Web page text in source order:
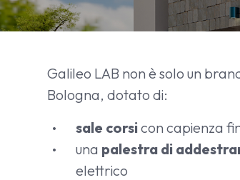
Galileo LAB non è solo un
Bologna, dotato di:
sale corsicon capienza
una palestra di
elettrico